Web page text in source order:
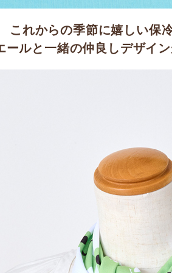
これからの季節に嬉しい保
ールと一緒の仲良しデザイ